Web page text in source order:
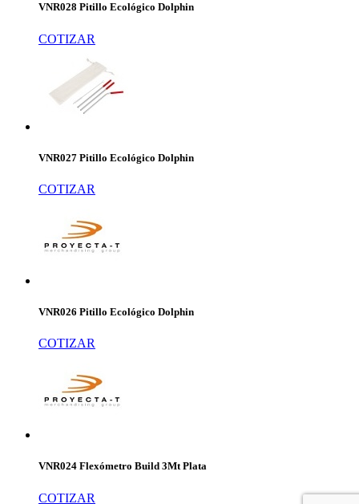
VNR028 Pitillo Ecológico Dolphin
COTIZAR
VNR027 Pitillo Ecológico Dolphin
COTIZAR
VNR026 Pitillo Ecológico Dolphin
COTIZAR
VNR024 Flexómetro Build 3Mt Plata
COTIZAR